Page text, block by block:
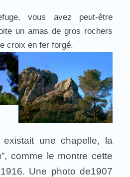
vous avez peut-être
un amas de gros rochers
croix en fer forgé.
une chapelle, la
comme le montre cette
Une photo de1907